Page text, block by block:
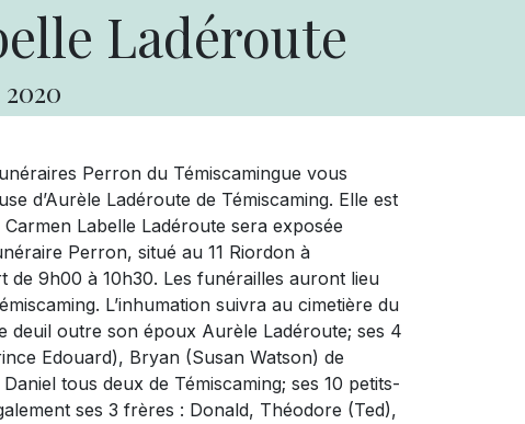
Ladéroute
2020
Perron du Témiscamingue vous
d’Aurèle Ladéroute de Témiscaming. Elle est
Labelle Ladéroute sera exposée
Perron, situé au 11 Riordon à
de 9h00 à 10h30. Les funérailles auront lieu
L’inhumation suivra au cimetière du
deuil outre son époux Aurèle Ladéroute; ses 4
Edouard), Bryan (Susan Watson) de
tous deux de Témiscaming; ses 10 petits-
ses 3 frères : Donald, Théodore (Ted),